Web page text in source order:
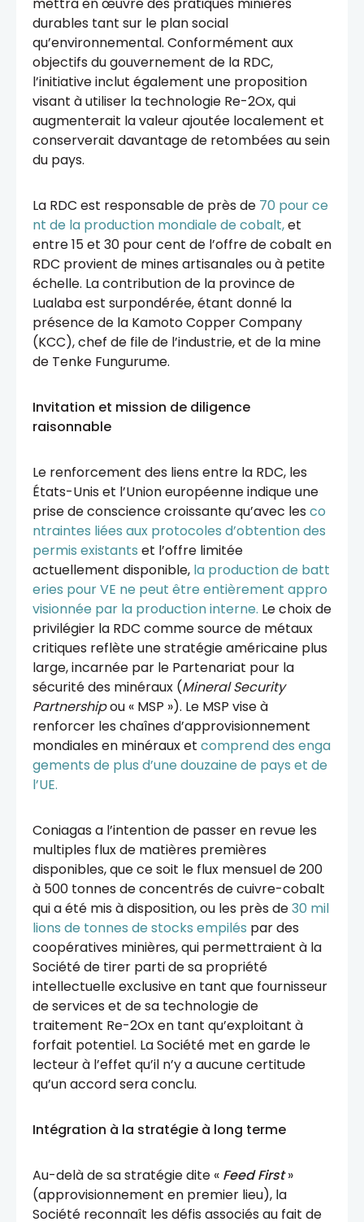
mettra en œuvre des pratiques minières
durables tant sur le plan social
qu’environnemental. Conformément aux
objectifs du gouvernement de la RDC,
l’initiative inclut également une proposition
visant à utiliser la technologie Re-2Ox, qui
augmenterait la valeur ajoutée localement et
conserverait davantage de retombées au sein
du pays.
La RDC est responsable de près de 70 pour ce
nt de la production mondiale de cobalt,et
entre 15 et 30 pour cent de l’offre de cobalt en
RDC provient de mines artisanales ou à petite
échelle. La contribution de la province de
Lualaba est surpondérée, étant donné la
présence de la Kamoto Copper Company
(KCC), chef de file de l’industrie, et de la mine
de Tenke Fungurume.
Invitation et mission de diligence
raisonnable
Le renforcement des liens entre la RDC, les
États-Unis et l’Union européenne indique une
prise de conscience croissante qu’avec les co
ntraintes liées aux protocoles d’obtention des
permis existants et l’offre limitée
actuellement disponible, la production de batt
eries pour VE ne peut être entièrement appro
visionnée par la production interne. Le choix de
privilégier la RDC comme source de métaux
critiques reflète une stratégie américaine plus
large, incarnée par le Partenariat pour la
sécurité des minéraux (Mineral Security
Partnershipou « MSP »). Le MSP vise à
renforcer les chaînes d’approvisionnement
mondiales en minéraux et comprend des enga
gements de plus d’une douzaine de pays et de
l’UE.
Coniagas a l’intention de passer en revue les
multiples flux de matières premières
disponibles, que ce soit le flux mensuel de 200
à 500 tonnes de concentrés de cuivre-cobalt
qui a été mis à disposition, ou les près de30 mil
lions de tonnes de stocks empilés par des
coopératives minières, qui permettraient à la
Société de tirer parti de sa propriété
intellectuelle exclusive en tant que fournisseur
de services et de sa technologie de
traitement Re-2Ox en tant qu’exploitant à
forfait potentiel. La Société met en garde le
lecteur à l’effet qu’il n’y a aucune certitude
qu’un accord sera conclu.
Intégration à la stratégie à long terme
Au-delà de sa stratégie dite « Feed First»
(approvisionnement en premier lieu), la
Société reconnaît les défis associés au fait de